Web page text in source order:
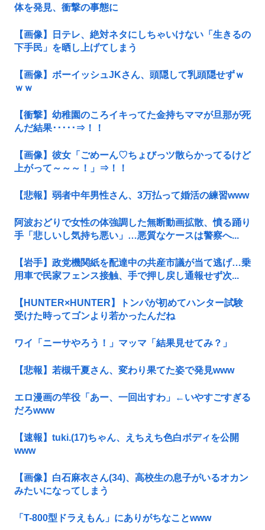
体を発見、衝撃の事態に
【画像】日テレ、絶対ネタにしちゃいけない「生きるの
下手民」を晒し上げてしまう
【画像】ボーイッシュJKさん、頭隠して乳頭隠せずｗ
ｗｗ
【衝撃】幼稚園のころイキってた金持ちママが旦那が死
んだ結果･････⇒！！
【画像】彼女「ごめーん♡ちょびっツ散らかってるけど
上がって～～～！」⇒！！
【悲報】弱者中年男性さん、3万払って婚活の練習www
阿波おどりで女性の体強調した無断動画拡散、憤る踊り
手「悲しいし気持ち悪い」…悪質なケースは警察へ...
【岩手】政党機関紙を配達中の共産市議が当て逃げ…乗
用車で民家フェンス接触、手で押し戻し通報せず次...
【HUNTER×HUNTER】トンパが初めてハンター試験
受けた時ってゴンより若かったんだね
ワイ「ニーサやろう！」マッマ「結果見せてみ？」
【悲報】若槻千夏さん、変わり果てた姿で発見www
エロ漫画の竿役「あー、一回出すわ」←いやすごすぎる
だろwww
【速報】tuki.(17)ちゃん、えちえち色白ボディを公開
www
【画像】白石麻衣さん(34)、高校生の息子がいるオカン
みたいになってしまう
「T-800型ドラえもん」にありがちなことwww